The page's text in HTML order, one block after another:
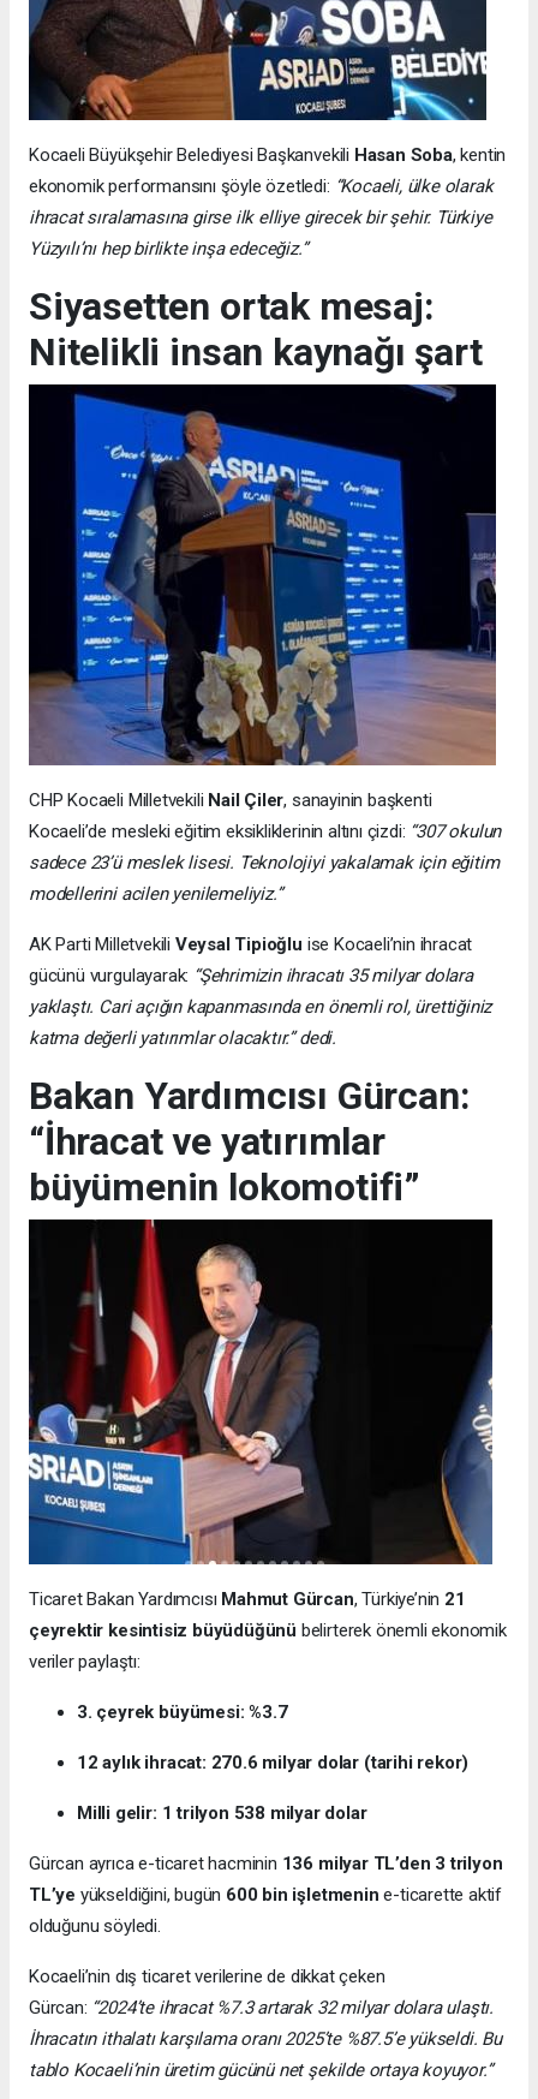
Kocaeli Büyükşehir Belediyesi Başkanvekili Hasan Soba, kentin
ekonomik performansını şöyle özetledi: “Kocaeli, ülke olarak
ihracat sıralamasına girse ilk elliye girecek bir şehir. Türkiye
Yüzyılı’nı hep birlikte inşa edeceğiz.”
Siyasetten ortak mesaj:
Nitelikli insan kaynağı şart
CHP Kocaeli Milletvekili Nail Çiler, sanayinin başkenti
Kocaeli’de mesleki eğitim eksikliklerinin altını çizdi: “307 okulun
sadece 23’ü meslek lisesi. Teknolojiyi yakalamak için eğitim
modellerini acilen yenilemeliyiz.”
AK Parti Milletvekili Veysal Tipioğlu ise Kocaeli’nin ihracat
gücünü vurgulayarak: “Şehrimizin ihracatı 35 milyar dolara
yaklaştı. Cari açığın kapanmasında en önemli rol, ürettiğiniz
katma değerli yatırımlar olacaktır.” dedi.
Bakan Yardımcısı Gürcan:
“İhracat ve yatırımlar
büyümenin lokomotifi”
Ticaret Bakan Yardımcısı Mahmut Gürcan, Türkiye’nin 21
çeyrektir kesintisiz büyüdüğünü belirterek önemli ekonomik
veriler paylaştı:
3. çeyrek büyümesi: %3.7
12 aylık ihracat: 270.6 milyar dolar (tarihi rekor)
Milli gelir: 1 trilyon 538 milyar dolar
Gürcan ayrıca e-ticaret hacminin 136 milyar TL’den 3 trilyon
TL’ye yükseldiğini, bugün 600 bin işletmenin e-ticarette aktif
olduğunu söyledi.
Kocaeli’nin dış ticaret verilerine de dikkat çeken
Gürcan: “2024’te ihracat %7.3 artarak 32 milyar dolara ulaştı.
İhracatın ithalatı karşılama oranı 2025’te %87.5’e yükseldi. Bu
tablo Kocaeli’nin üretim gücünü net şekilde ortaya koyuyor.”